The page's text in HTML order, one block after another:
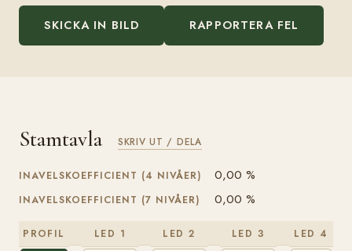
SKICKA IN BILD RAPPORTERA FEL
Stamtavla SKRIV UT / DELA
INAVELSKOEFFICIENT (4 NIVÅER) 0,00 %
INAVELSKOEFFICIENT (7 NIVÅER) 0,00 %
PROFIL LED 1 LED 2 LED 3 LED 4